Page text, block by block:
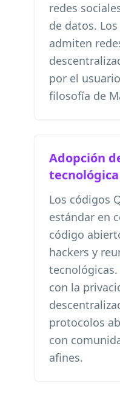
redes
de datos.
admiten
por el
filosofía de
Adopción
tecnológica
Los códigos
estándar en
código
hackers y
con la
protocolos
con
afines.